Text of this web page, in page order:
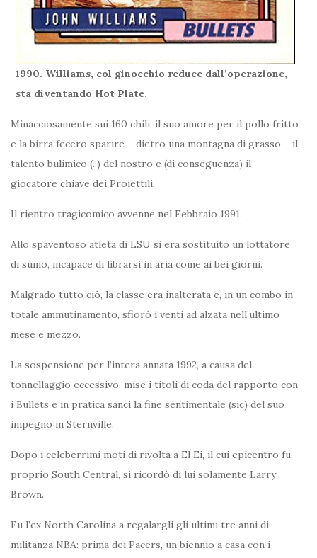
1990. Williams, col ginocchio reduce dall’operazione,
sta diventando Hot Plate.
Minacciosamente sui 160 chili, il suo amore per il pollo fritto
e la birra fecero sparire – dietro una montagna di grasso – il
talento bulimico (..) del nostro e (di conseguenza) il
giocatore chiave dei Proiettili.
Il rientro tragicomico avvenne nel Febbraio 1991.
Allo spaventoso atleta di LSU si era sostituito un lottatore
di sumo, incapace di librarsi in aria come ai bei giorni.
Malgrado tutto ciò, la classe era inalterata e, in un combo in
totale ammutinamento, sfiorò i venti ad alzata nell’ultimo
mese e mezzo.
La sospensione per l’intera annata 1992, a causa del
tonnellaggio eccessivo, mise i titoli di coda del rapporto con
i Bullets e in pratica sancì la fine sentimentale (sic) del suo
impegno in Sternville.
Dopo i celeberrimi moti di rivolta a El Ei, il cui epicentro fu
proprio South Central, si ricordò di lui solamente Larry
Brown.
Fu l’ex North Carolina a regalargli gli ultimi tre anni di
militanza NBA: prima dei Pacers, un biennio a casa con i